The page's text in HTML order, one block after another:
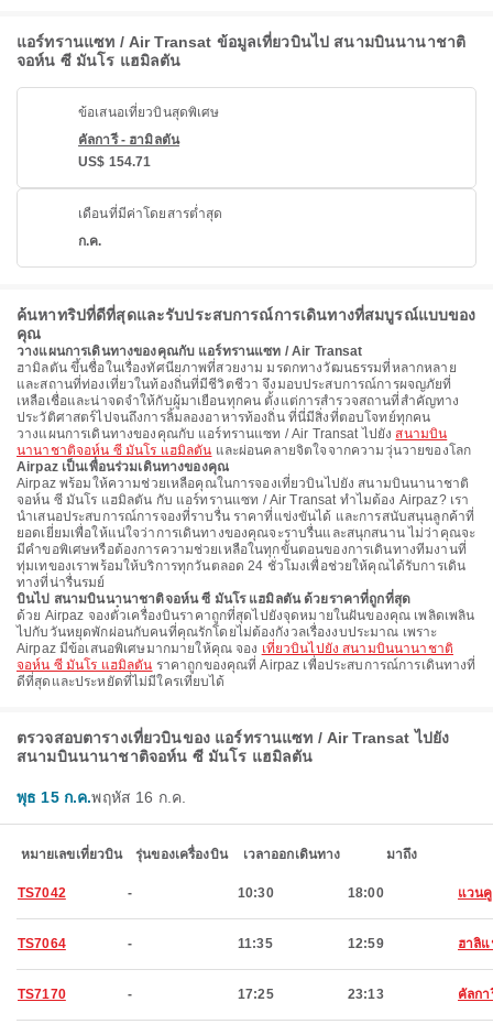
แอร์ทรานแซท / Air Transat ข้อมูลเที่ยวบินไป สนามบินนานาชาติ
จอห์น ซี มันโร แฮมิลตัน
ข้อเสนอเที่ยวบินสุดพิเศษ
คัลการี - ฮามิลตัน
US$ 154.71
เดือนที่มีค่าโดยสารต่ำสุด
ก.ค.
ค้นหาทริปที่ดีที่สุดและรับประสบการณ์การเดินทางที่สมบูรณ์แบบของ
คุณ
วางแผนการเดินทางของคุณกับ แอร์ทรานแซท / Air Transat
ฮามิลตัน ขึ้นชื่อในเรื่องทัศนียภาพที่สวยงาม มรดกทางวัฒนธรรมที่หลากหลาย
และสถานที่ท่องเที่ยวในท้องถิ่นที่มีชีวิตชีวา จึงมอบประสบการณ์การผจญภัยที่
เหลือเชื่อและน่าจดจำให้กับผู้มาเยือนทุกคน ตั้งแต่การสำรวจสถานที่สำคัญทาง
ประวัติศาสตร์ไปจนถึงการลิ้มลองอาหารท้องถิ่น ที่นี่มีสิ่งที่ตอบโจทย์ทุกคน
วางแผนการเดินทางของคุณกับ แอร์ทรานแซท / Air Transat ไปยังสนามบิน
นานาชาติจอห์น ซี มันโร แฮมิลตัน และผ่อนคลายจิตใจจากความวุ่นวายของโลก
Airpaz เป็นเพื่อนร่วมเดินทางของคุณ
Airpaz พร้อมให้ความช่วยเหลือคุณในการจองเที่ยวบินไปยัง สนามบินนานาชาติ
จอห์น ซี มันโร แฮมิลตัน กับ แอร์ทรานแซท / Air Transat ทําไมต้อง Airpaz? เรา
นําเสนอประสบการณ์การจองที่ราบรื่น ราคาที่แข่งขันได้ และการสนับสนุนลูกค้าที่
ยอดเยี่ยมเพื่อให้แน่ใจว่าการเดินทางของคุณจะราบรื่นและสนุกสนาน ไม่ว่าคุณจะ
มีคําขอพิเศษหรือต้องการความช่วยเหลือในทุกขั้นตอนของการเดินทางทีมงานที่
ทุ่มเทของเราพร้อมให้บริการทุกวันตลอด 24 ชั่วโมงเพื่อช่วยให้คุณได้รับการเดิน
ทางที่น่ารื่นรมย์
บินไป สนามบินนานาชาติจอห์น ซี มันโร แฮมิลตัน ด้วยราคาที่ถูกที่สุด
ด้วย Airpaz จองตั๋วเครื่องบินราคาถูกที่สุดไปยังจุดหมายในฝันของคุณ เพลิดเพลิน
ไปกับวันหยุดพักผ่อนกับคนที่คุณรักโดยไม่ต้องกังวลเรื่องงบประมาณ เพราะ
Airpaz มีข้อเสนอพิเศษมากมายให้คุณ จอง เที่ยวบินไปยัง สนามบินนานาชาติ
จอห์น ซี มันโร แฮมิลตัน ราคาถูกของคุณที่ Airpaz เพื่อประสบการณ์การเดินทางที่
ดีที่สุดและประหยัดที่ไม่มีใครเทียบได้
ตรวจสอบตารางเที่ยวบินของ แอร์ทรานแซท / Air Transat ไปยัง
สนามบินนานาชาติจอห์น ซี มันโร แฮมิลตัน
พุธ 15 ก.ค.พฤหัส 16 ก.ค.
หมายเลขเที่ยวบิน รุ่นของเครื่องบิน เวลาออกเดินทาง มาถึง
TS7042 - 10:30 18:00 แวนคู
TS7064 - 11:35 12:59 ฮาลิ
TS7170 - 17:25 23:13 คัลกา